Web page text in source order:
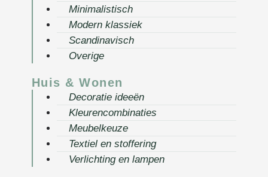
Huis & Wonen
Decoratie ideeën
Kleurencombinaties
Meubelkeuze
Textiel en stoffering
Verlichting en lampen
Minimalistisch
Modern klassiek
Scandinavisch
Overige